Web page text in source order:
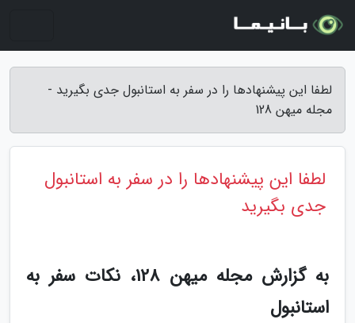
لطفا این پیشنهادها را در سفر به استانبول جدی بگیرید -
مجله میهن 128
لطفا این پیشنهادها را در سفر به استانبول
جدی بگیرید
به گزارش مجله میهن 128، نکات سفر به
استانبول